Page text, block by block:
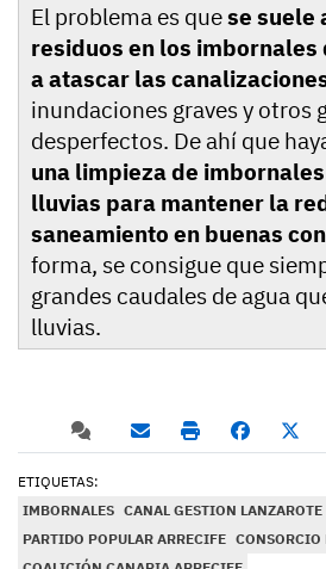
El problema es quese suele
residuos en los
a atascar las
inundaciones graves y otros
desperfectos. De ahí que
una limpieza de
lluvias para mantener la
saneamiento en buenas
forma, se consigue que
grandes caudales de agua
lluvias.
ETIQUETAS:
IMBORNALES CANAL GESTION LANZAROTE
PARTIDO POPULAR ARRECIFE CONSORCIO